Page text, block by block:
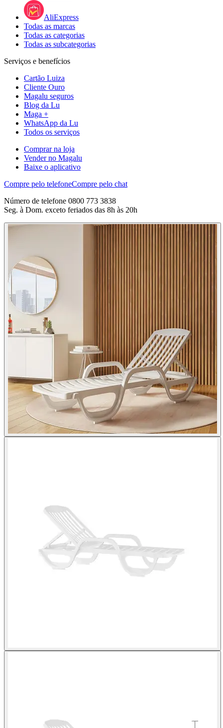
AliExpress
Todas as marcas
Todas as categorias
Todas as subcategorias
Serviços e benefícios
Cartão Luiza
Cliente Ouro
Magalu seguros
Blog da Lu
Maga +
WhatsApp da Lu
Todos os serviços
Comprar na loja
Vender no Magalu
Baixe o aplicativo
Compre pelo telefoneCompre pelo chat
Número de telefone 0800 773 3838
Seg. à Dom. exceto feriados das 8h às 20h